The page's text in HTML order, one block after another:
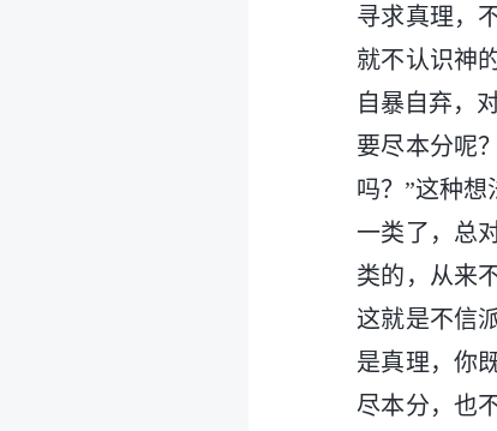
寻求真理，
就不认识神
自暴自弃，
要尽本分呢
吗？”这种
一类了，总
类的，从来
这就是不信
是真理，你
尽本分，也